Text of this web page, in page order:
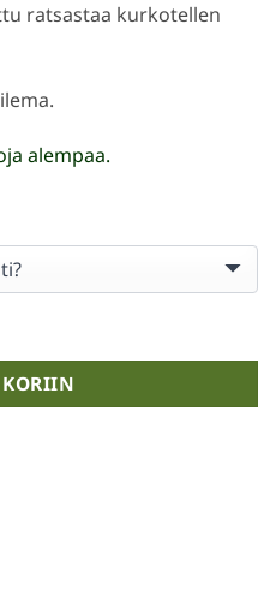
ratsastaa kurkotellen
alempaa.
/ Katja Saario määrä